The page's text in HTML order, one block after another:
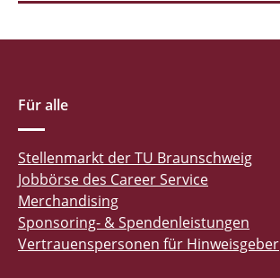
Für alle
Stellenmarkt der TU Braunschweig
Jobbörse des Career Service
Merchandising
Sponsoring- & Spendenleistungen
Vertrauenspersonen für Hinweisgeber